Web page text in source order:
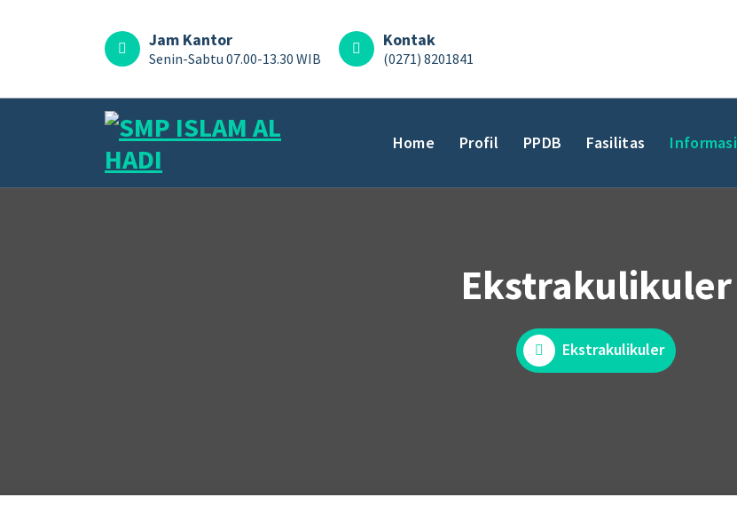
Jam Kantor
Senin-Sabtu 07.00-13.30 WIB
Kontak
(0271) 8201841
Home Profil PPDB Fasilitas Informasi
Ekstrakulikuler
Ekstrakulikuler